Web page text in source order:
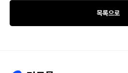
목록으로